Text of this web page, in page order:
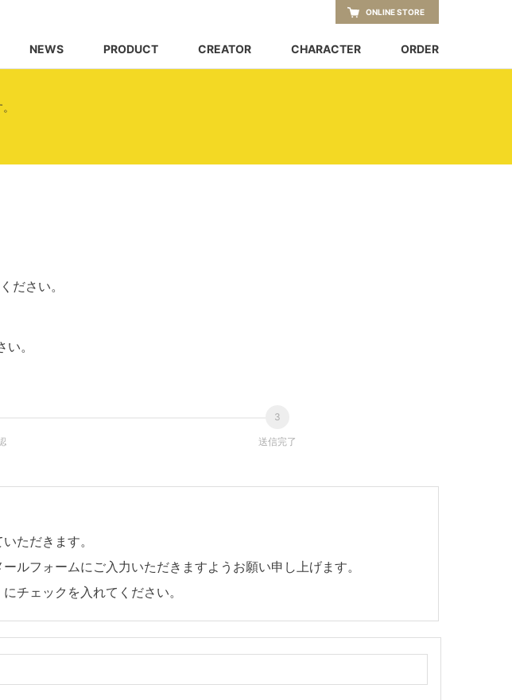
NEWS PRODUCT CREATOR CHARACTER ORDER
ONLINE STORE
ださい。
。
送信完了
ただきます。
ルフォームにご入力いただきますようお願い申し上げます。
チェックを入れてください。